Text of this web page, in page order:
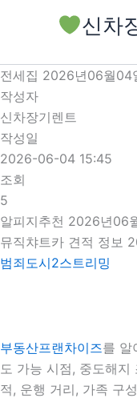
로
건
너
뛰
기
신차
전세집 2026년06월04
작성자
신차장기렌트
작성일
2026-06-04 15:45
조회
5
알피지추천 2026년06
뮤직챠트카 견적 정보
범죄도시2스트리밍
부동산프랜차이즈를 알
도 가능 시점, 중도해
적, 운행 거리, 가족 구